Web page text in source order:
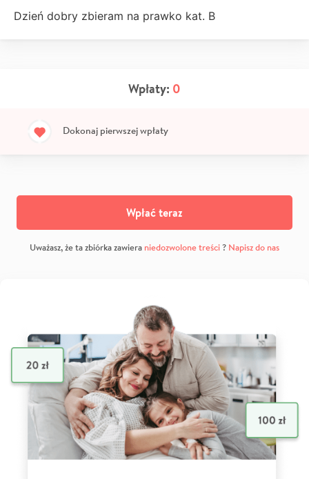
Dzień dobry zbieram na prawko kat. B
Wpłaty: 0
Dokonaj pierwszej wpłaty
Wpłać teraz
Uważasz, że ta zbiórka zawiera niedozwolone treści? Napisz do nas